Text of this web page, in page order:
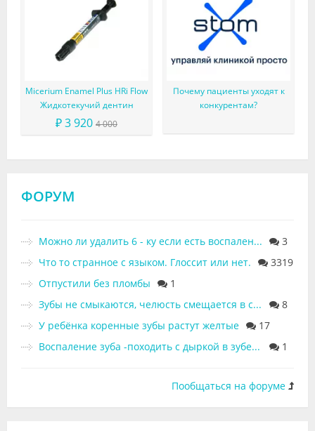
Micerium Enamel Plus HRi Flow
Жидкотекучий дентин
₽ 3 920 4 000
Почему пациенты уходят к
конкурентам?
ФОРУМ
Можно ли удалить 6 - ку если есть воспаление в гайморовой пазухе.
3
Что то странное с языком. Глоссит или нет.
3319
Отпустили без пломбы
1
Зубы не смыкаются, челюсть смещается в сторону
8
У ребёнка коренные зубы растут желтые
17
Воспаление зуба -походить с дыркой в зубе пару недель
1
Пообщаться на форуме